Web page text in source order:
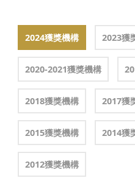
2024獲獎機構 2023獲
2020-2021獲獎機構
2018獲獎機構 2017獲
2015獲獎機構 2014獲
2012獲獎機構